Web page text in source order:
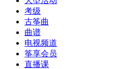
考级
古筝曲
曲谱
电视频道
筝享会员
直播课